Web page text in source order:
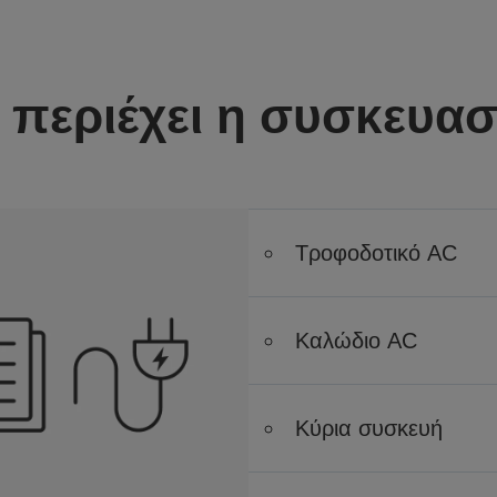
περιέχει η
Τροφοδοτικό AC
Καλώδιο AC
Κύρια συσκευή